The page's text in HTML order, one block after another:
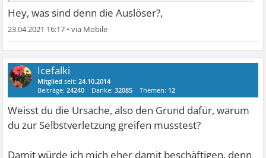
Hey, was sind denn die Auslöser?,
23.04.2021 16:17 •
Icefalki
Mitglied seit:24.10.2014
Beiträge:24240 Danke:32085 Themen: 12
Weisst du die Ursache, also den Grund dafür, warum
du zur Selbstverletzung greifen musstest?
Damit würde ich mich eher damit beschäftigen, denn